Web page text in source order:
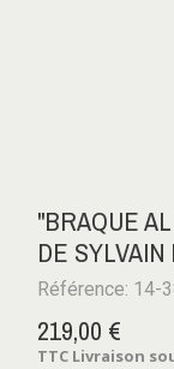
"BRAQUE
DE
Référence: 14-
219,00 €
TTC Livraison